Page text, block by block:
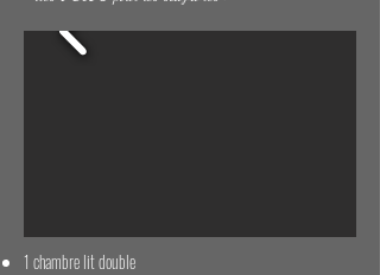
1 chambre lit double